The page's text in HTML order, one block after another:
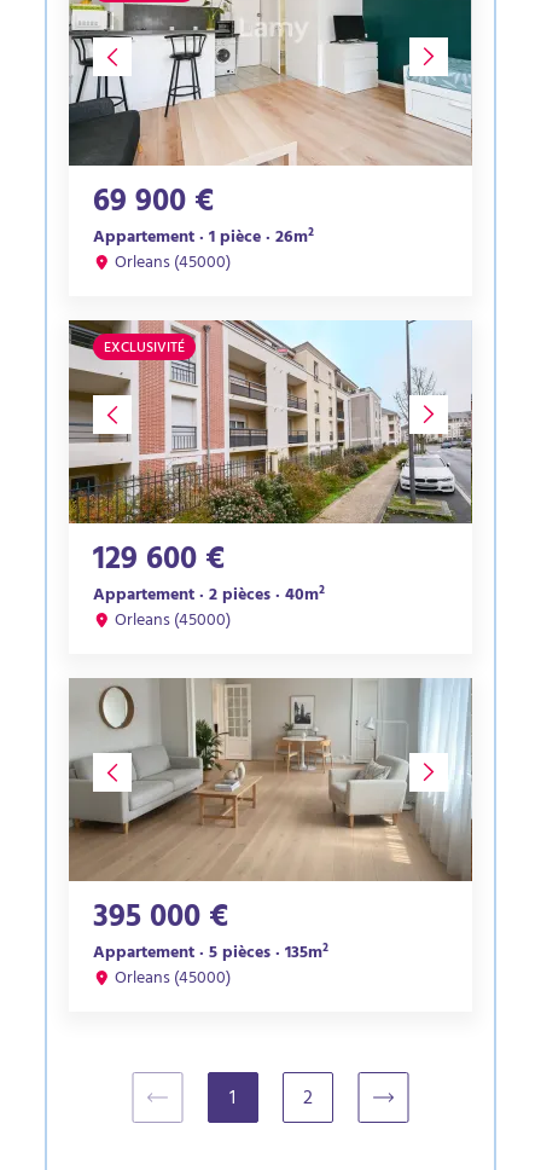
69 900 €
Appartement · 1 pièce · 26m²
Orleans (45000)
EXCLUSIVITÉ
129 600 €
Appartement · 2 pièces · 40m²
Orleans (45000)
395 000 €
Appartement · 5 pièces · 135m²
Orleans (45000)
1(current)2